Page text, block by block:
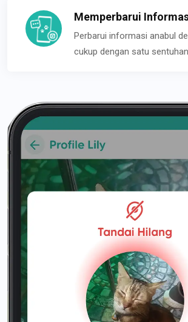
Memperbarui
Perbarui informasi anabul
cukup dengan satu